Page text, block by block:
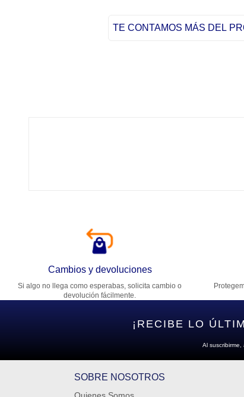
TE CONTAMOS MÁS DEL
Cambios y devoluciones
Si algo no llega como esperabas, solicita cambio o
devolución fácilmente.
¡RECIBE LO
Al suscribirme,
SOBRE NOSOTROS